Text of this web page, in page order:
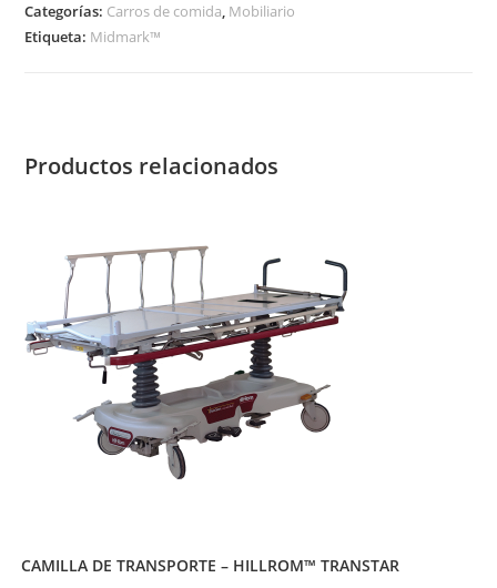
Categorías: Carros de comida, Mobiliario
Etiqueta: Midmark™
Productos relacionados
CAMILLA DE TRANSPORTE – HILLROM™ TRANSTAR